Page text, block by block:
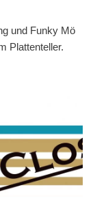
und Funky Mö
Plattenteller.